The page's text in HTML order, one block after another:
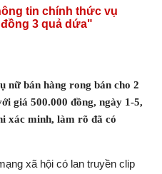
tin chính thức vụ
3 quả dứa"
nữ bán hàng rong bán cho 2
giá 500.000 đồng, ngày 1-5,
xác minh, làm rõ đã có
xã hội có lan truyền clip